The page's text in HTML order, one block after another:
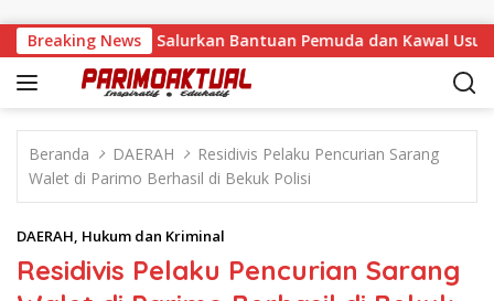
Breaking News
Feinny Salurkan Bantuan Pemuda dan Kawal Usulan
Beranda DAERAH
Residivis Pelaku Pencurian Sarang
Walet di Parimo Berhasil di Bekuk Polisi
DAERAH, Hukum dan Kriminal
Residivis Pelaku Pencurian Sarang